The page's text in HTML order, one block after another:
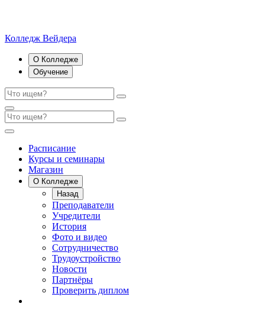
Колледж Вейдера
О Колледже
Обучение
Расписание
Курсы и семинары
Магазин
О Колледже
Назад
Преподаватели
Учредители
История
Фото и видео
Сотрудничество
Трудоустройство
Новости
Партнёры
Проверить диплом